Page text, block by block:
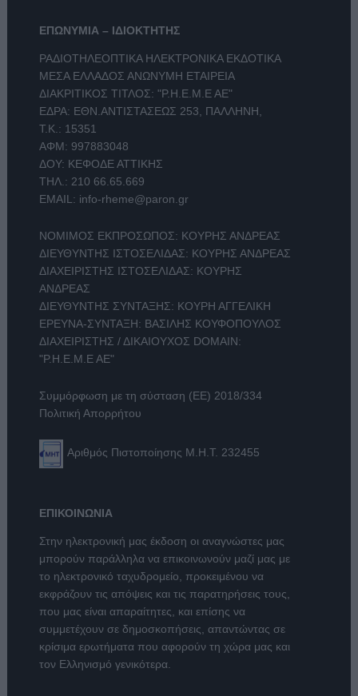
ΕΠΩΝΥΜΙΑ – ΙΔΙΟΚΤΗΤΗΣ
ΡΑΔΙΟΤΗΛΕΟΠΤΙΚΑ ΗΛΕΚΤΡΟΝΙΚΑ ΕΚΔΟΤΙΚΑ
ΜΕΣΑ ΕΛΛΑΔΟΣ ΑΝΩΝΥΜΗ ΕΤΑΙΡΕΙΑ
ΔΙΑΚΡΙΤΙΚΟΣ ΤΙΤΛΟΣ: "Ρ.Η.Ε.Μ.Ε ΑΕ"
ΕΔΡΑ: ΕΘΝ.ΑΝΤΙΣΤΑΣΕΩΣ 253, ΠΑΛΛΗΝΗ,
Τ.Κ.: 15351
ΑΦΜ: 997883048
ΔΟΥ: ΚΕΦΟΔΕ ΑΤΤΙΚΗΣ
ΤΗΛ.: 210 66.65.669
EMAIL: info-rheme@paron.gr
ΝΟΜΙΜΟΣ ΕΚΠΡΟΣΩΠΟΣ: ΚΟΥΡΗΣ ΑΝΔΡΕΑΣ
ΔΙΕΥΘΥΝΤΗΣ ΙΣΤΟΣΕΛΙΔΑΣ: ΚΟΥΡΗΣ ΑΝΔΡΕΑΣ
ΔΙΑΧΕΙΡΙΣΤΗΣ ΙΣΤΟΣΕΛΙΔΑΣ: ΚΟΥΡΗΣ
ΑΝΔΡΕΑΣ
ΔΙΕΥΘΥΝΤΗΣ ΣΥΝΤΑΞΗΣ: ΚΟΥΡΗ ΑΓΓΕΛΙΚΗ
ΕΡΕΥΝΑ-ΣΥΝΤΑΞΗ: ΒΑΣΙΛΗΣ ΚΟΥΦΟΠΟΥΛΟΣ
ΔΙΑΧΕΙΡΙΣΤΗΣ / ΔΙΚΑΙΟΥΧΟΣ DOMAIN:
"Ρ.Η.Ε.Μ.Ε ΑΕ"
Συμμόρφωση με τη σύσταση (ΕΕ) 2018/334
Πολιτική Απορρήτου
Αριθμός Πιστοποίησης Μ.Η.Τ. 232455
ΕΠΙΚΟΙΝΩΝΙΑ
Στην ηλεκτρονική μας έκδοση οι αναγνώστες μας
μπορούν παράλληλα να επικοινωνούν μαζί μας με
το ηλεκτρονικό ταχυδρομείο, προκειμένου να
εκφράζουν τις απόψεις και τις παρατηρήσεις τους,
που μας είναι απαραίτητες, και επίσης να
συμμετέχουν σε δημοσκοπήσεις, απαντώντας σε
κρίσιμα ερωτήματα που αφορούν τη χώρα μας και
τον Ελληνισμό γενικότερα.